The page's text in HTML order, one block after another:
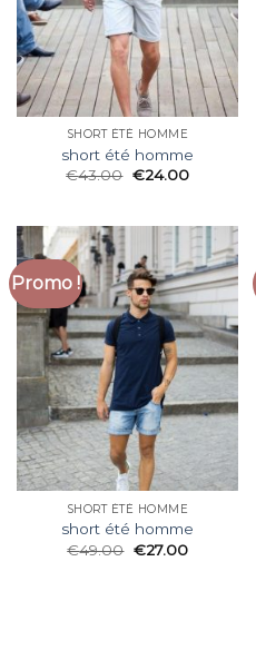
SHORT ÉTÉ HOMME
short été homme
€43.00 €24.00
Promo !
SHORT ÉTÉ HOMME
short été homme
€49.00 €27.00